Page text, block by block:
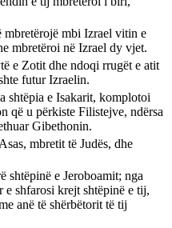
mbi Izrael vitin e
mbretëroi në Izrael dy vjet.
e Zotit dhe ndoqi rrugët e atit
futur Izraelin.
shtëpia e Isakarit, komplotoi
që u përkiste Filistejve, ndërsa
Gibethonin.
mbretit të Judës, dhe
shtëpinë e Jeroboamit; nga
e shfarosi krejt shtëpinë e tij,
anë të shërbëtorit të tij